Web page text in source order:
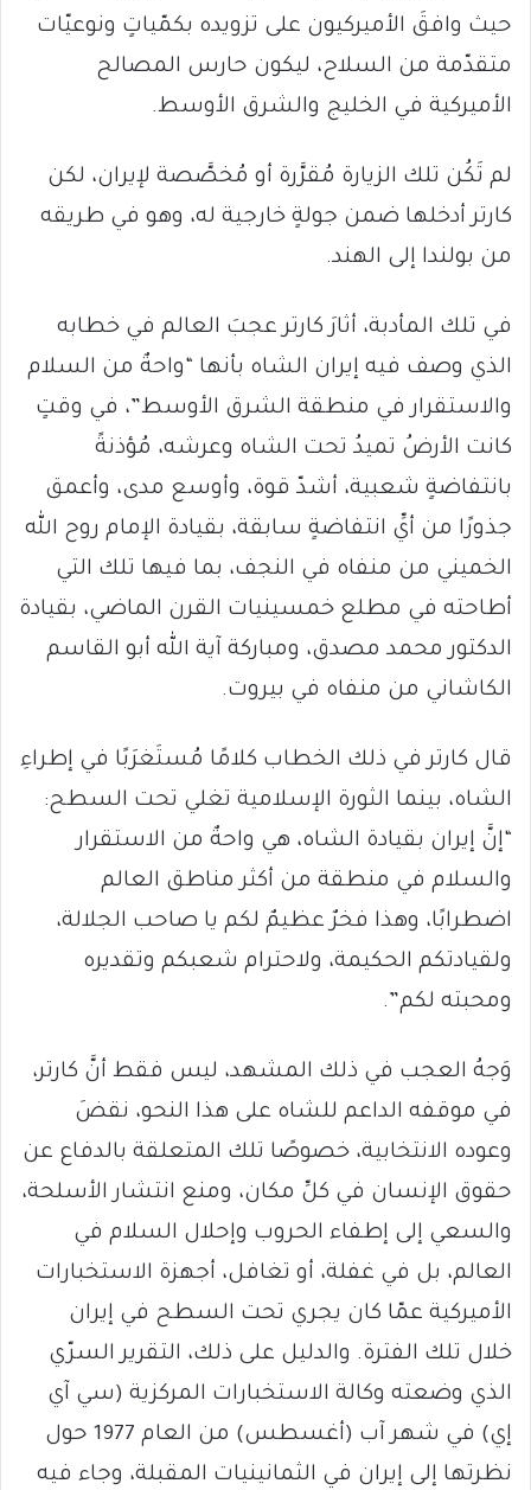
حيث وافقَ الأميركيون على تزويده بكمّياتٍ ونوعيّات
متقدّمة من السلاح، ليكون حارس المصالح
الأميركية في الخليج والشرق الأوسط.
لم تَكُن تلك الزيارة مُقرَّرة أو مُخصَّصة لإيران، لكن
كارتر أدخلها ضمن جولةٍ خارجية له، وهو في طريقه
من بولندا إلى الهند.
في تلك المأدبة، أثارَ كارتر عجبَ العالم في خطابه
الذي وصف فيه إيران الشاه بأنها “واحةٌ من السلام
والاستقرار في منطقة الشرق الأوسط”، في وقتٍ
كانت الأرضُ تميدُ تحت الشاه وعرشه، مُؤذنةً
بانتفاضةٍ شعبية، أشدّ قوة، وأوسع مدى، وأعمق
جذورًا من أيِّ انتفاضةٍ سابقة، بقيادة الإمام روح الله
الخميني من منفاه في النجف، بما فيها تلك التي
أطاحته في مطلع خمسينيات القرن الماضي، بقيادة
الدكتور محمد مصدق، ومباركة آية الله أبو القاسم
الكاشاني من منفاه في بيروت.
قال كارتر في ذلك الخطاب كلامًا مُستَغرَبًا في إطراءِ
الشاه، بينما الثورة الإسلامية تغلي تحت السطح:
“إنَّ إيران بقيادة الشاه، هي واحةٌ من الاستقرار
والسلام في منطقة من أكثر مناطق العالم
اضطرابًا، وهذا فخرٌ عظيمٌ لكم يا صاحب الجلالة،
ولقيادتكم الحكيمة، ولاحترام شعبكم وتقديره
ومحبته لكم”.
وَجهُ العجب في ذلك المشهد، ليس فقط أنَّ كارتر،
في موقفه الداعم للشاه على هذا النحو، نقضَ
وعوده الانتخابية، خصوصًا تلك المتعلقة بالدفاع عن
حقوق الإنسان في كلِّ مكان، ومنع انتشار الأسلحة،
والسعي إلى إطفاء الحروب وإحلال السلام في
العالم، بل في غفلة، أو تغافل، أجهزة الاستخبارات
الأميركية عمّا كان يجري تحت السطح في إيران
خلال تلك الفترة. والدليل على ذلك، التقرير السرّي
الذي وضعته وكالة الاستخبارات المركزية (سي آي
إي) في شهر آب (أغسطس) من العام 1977 حول
نظرتها إلى إيران في الثمانينيات المقبلة، وجاء فيه